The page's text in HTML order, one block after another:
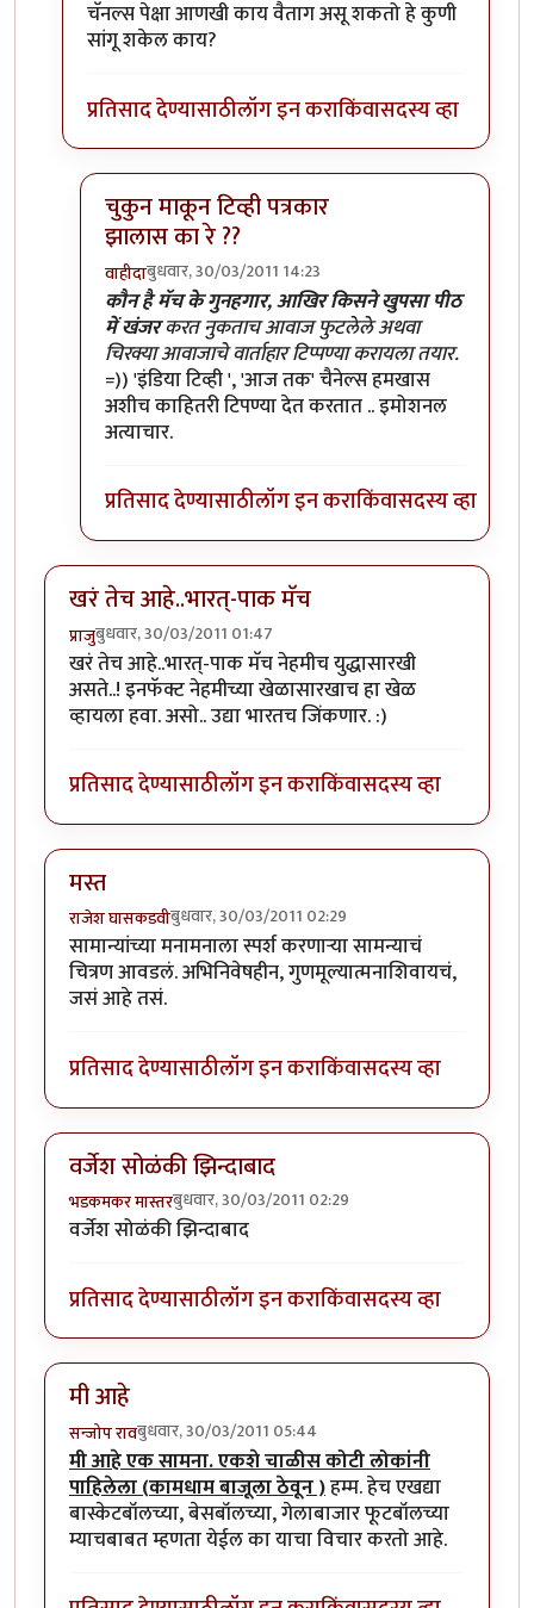
चॅनल्स पेक्षा आणखी काय वैताग असू शकतो हे कुणी
सांगू शकेल काय?
प्रतिसाद देण्यासाठीलॉग इन कराकिंवासदस्य व्हा
चुकुन माकून टिव्ही पत्रकार
झालास का रे ??
वाहीदाबुधवार, 30/03/2011 14:23
In reply to>>>>एवढा हाईप करुन ठेवलाbyप्यारे१
कौन है मॅच के गुनहगार, आखिर किसने खुपसा पीठ
में खंजरकरत नुकताच आवाज फुटलेले अथवा
चिरक्या आवाजाचे वार्ताहार टिप्पण्या करायला तयार.
=)) 'इंडिया टिव्ही ', 'आज तक' चैनेल्स हमखास
अशीच काहितरी टिपण्या देत करतात .. इमोशनल
अत्याचार.
प्रतिसाद देण्यासाठीलॉग इन कराकिंवासदस्य व्हा
खरं तेच आहे..भारत्-पाक मॅच
प्राजुबुधवार, 30/03/2011 01:47
खरं तेच आहे..भारत्-पाक मॅच नेहमीच युद्धासारखी
असते..! इनफॅक्ट नेहमीच्या खेळासारखाच हा खेळ
व्हायला हवा. असो.. उद्या भारतच जिंकणार. :)
प्रतिसाद देण्यासाठीलॉग इन कराकिंवासदस्य व्हा
मस्त
राजेश घासकडवीबुधवार, 30/03/2011 02:29
सामान्यांच्या मनामनाला स्पर्श करणाऱ्या सामन्याचं
चित्रण आवडलं. अभिनिवेषहीन, गुणमूल्यात्मनाशिवायचं,
जसं आहे तसं.
प्रतिसाद देण्यासाठीलॉग इन कराकिंवासदस्य व्हा
वर्जेश सोळंकी झिन्दाबाद
भडकमकर मास्तरबुधवार, 30/03/2011 02:29
वर्जेश सोळंकी झिन्दाबाद
प्रतिसाद देण्यासाठीलॉग इन कराकिंवासदस्य व्हा
मी आहे
सन्जोप रावबुधवार, 30/03/2011 05:44
मी आहे एक सामना. एकशे चाळीस कोटी लोकांनी
पाहिलेला (कामधाम बाजूला ठेवून )हम्म. हेच एखद्या
बास्केटबॉलच्या, बेसबॉलच्या, गेलाबाजार फूटबॉलच्या
म्याचबाबत म्हणता येईल का याचा विचार करतो आहे.